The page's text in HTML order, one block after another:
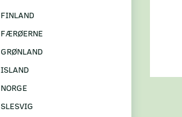
FINLAND
FÆRØERNE
GRØNLAND
ISLAND
NORGE
SLESVIG